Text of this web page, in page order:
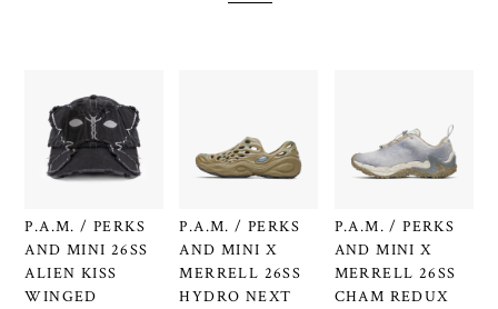
P.A.M. / PERKS
AND MINI 26SS
ALIEN KISS
WINGED
P.A.M. / PERKS
AND MINI X
MERRELL 26SS
HYDRO NEXT
P.A.M. / PERKS
AND MINI X
MERRELL 26SS
CHAM REDUX